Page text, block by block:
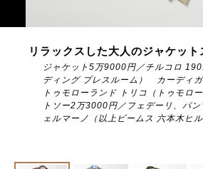
リラックスした大人のジャケット
ジャケット5万9000円／チルコロ
ディング プレスルーム） カーディ
トゥモローランド トリコ（トゥモロ
トソー2万3000円／フェデーリ、パ
ェルマーノ（以上ビームス 六本木ヒル